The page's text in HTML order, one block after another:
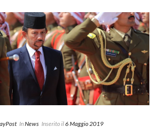
InNews Inserito il6 Maggio 2019